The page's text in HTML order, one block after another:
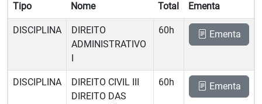
Tipo Nome
Total
Ementa
DISCIPLINA
DIREITO
ADMINISTRATIVO
I
60h Ementa
DISCIPLINA
DIREITO CIVIL III 
DIREITO DAS
60h Ementa